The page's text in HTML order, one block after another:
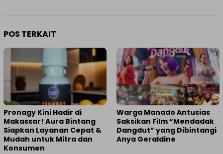
POS TERKAIT
Pronagy Kini Hadir di
Makassar! Aura Bintang
Siapkan Layanan Cepat &
Mudah untuk Mitra dan
Konsumen
Warga Manado Antusias
Saksikan Film “Mendadak
Dangdut” yang Dibintangi
Anya Geraldine